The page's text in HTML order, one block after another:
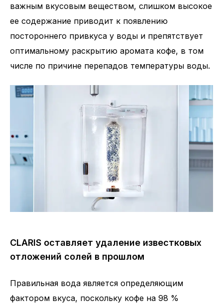
важным вкусовым веществом, слишком высокое
ее содержание приводит к появлению
постороннего привкуса у воды и препятствует
оптимальному раскрытию аромата кофе, в том
числе по причине перепадов температуры воды.
CLARIS оставляет удаление известковых
отложений солей в прошлом
Правильная вода является определяющим
фактором вкуса, поскольку кофе на 98 %